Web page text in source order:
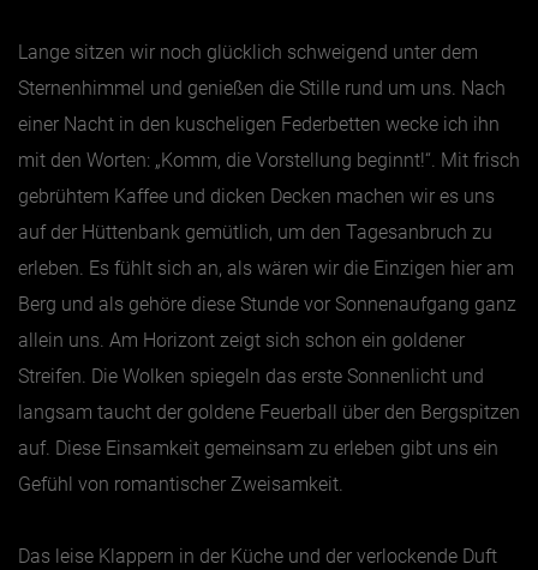
Lange sitzen wir noch glücklich schweigend unter dem
Sternenhimmel und genießen die Stille rund um uns. Nach
einer Nacht in den kuscheligen Federbetten wecke ich ihn
mit den Worten: „Komm, die Vorstellung beginnt!“. Mit frisch
gebrühtem Kaffee und dicken Decken machen wir es uns
auf der Hüttenbank gemütlich, um den Tagesanbruch zu
erleben. Es fühlt sich an, als wären wir die Einzigen hier am
Berg und als gehöre diese Stunde vor Sonnenaufgang ganz
allein uns. Am Horizont zeigt sich schon ein goldener
Streifen. Die Wolken spiegeln das erste Sonnenlicht und
langsam taucht der goldene Feuerball über den Bergspitzen
auf. Diese Einsamkeit gemeinsam zu erleben gibt uns ein
Gefühl von romantischer Zweisamkeit.
Das leise Klappern in der Küche und der verlockende Duft